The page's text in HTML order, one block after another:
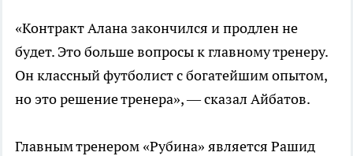
«Контракт Алана закончился и продлен не
будет. Это больше вопросы к главному тренеру.
Он классный футболист с богатейшим опытом,
но это решение тренера», — сказал Айбатов.
Главным тренером «Рубина» является Рашид